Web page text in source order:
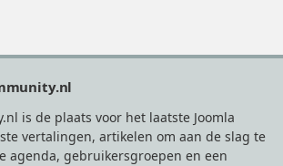
is de plaats voor het laatste Joomla
vertalingen, artikelen om aan de slag te
agenda, gebruikersgroepen en een